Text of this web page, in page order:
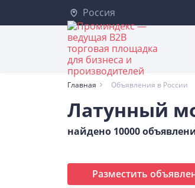
Россия
Главная Объявления в России
Латунный
найдено 10000
Разместить